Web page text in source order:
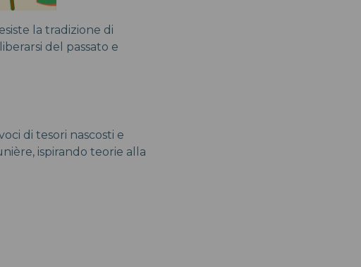
la tradizione di
del passato e
di tesori nascosti e
ispirando teorie alla